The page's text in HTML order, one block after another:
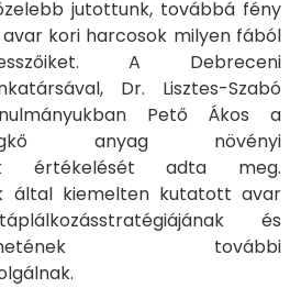
jutottunk, továbbá fény
kori harcosok milyen fából
A Debreceni
Dr. Lisztes-Szabó
Pető Ákos a
anyag növényi
értékelését adta meg.
által kiemelten kutatott avar
és
történetének további